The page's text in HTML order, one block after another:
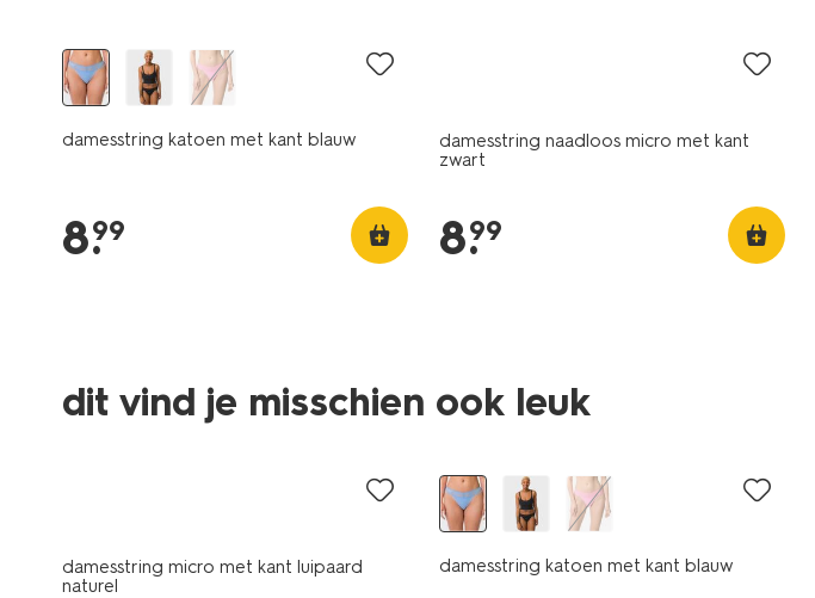
damesstring katoen met kant blauw
8.
99
damesstring naadloos micro met kant
zwart
8.
99
dit vind je misschien ook leuk
damesstring micro met kant luipaard
naturel
damesstring katoen met kant blauw